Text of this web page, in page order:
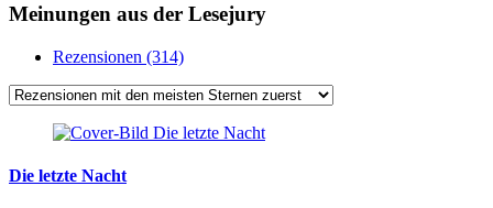
Meinungen aus der Lesejury
Rezensionen (314)
Die letzte Nacht